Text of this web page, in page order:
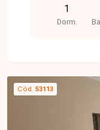
1
Dorm.
Cód. 53113